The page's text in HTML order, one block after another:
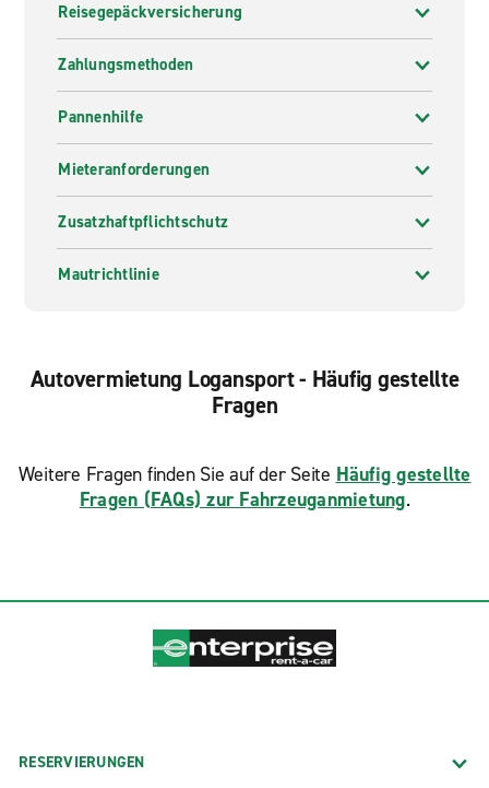
Reisegepäckversicherung
Zahlungsmethoden
Pannenhilfe
Mieteranforderungen
Zusatzhaftpflichtschutz
Mautrichtlinie
Autovermietung Logansport - Häufig gestellte
Fragen
Weitere Fragen finden Sie auf der Seite Häufig gestellte
Fragen (FAQs) zur Fahrzeuganmietung.
RESERVIERUNGEN